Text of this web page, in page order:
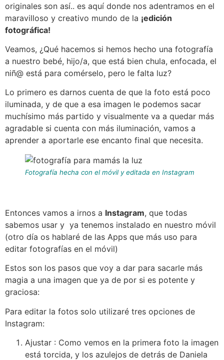
originales son así.. es aquí donde nos adentramos en el
maravilloso y creativo mundo de la ¡edición
fotográfica!
Veamos, ¿Qué hacemos si hemos hecho una fotografía
a nuestro bebé, hijo/a, que está bien chula, enfocada, el
niñ@ está para comérselo, pero le falta luz?
Lo primero es darnos cuenta de que la foto está poco
iluminada, y de que a esa imagen le podemos sacar
muchísimo más partido y visualmente va a quedar más
agradable si cuenta con más iluminación, vamos a
aprender a aportarle ese encanto final que necesita.
Fotografía hecha con el móvil y editada en Instagram
Entonces vamos a irnos a Instagram, que todas
sabemos usar y ya tenemos instalado en nuestro móvil
(otro día os hablaré de las Apps que más uso para
editar fotografías en el móvil)
Estos son los pasos que voy a dar para sacarle más
magia a una imagen que ya de por si es potente y
graciosa:
Para editar la fotos solo utilizaré tres opciones de
Instagram:
Ajustar : Como vemos en la primera foto la imagen
está torcida, y los azulejos de detrás de Daniela